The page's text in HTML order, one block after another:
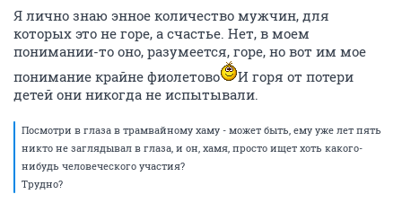
Я лично знаю энное количество мужчин, для
которых это не горе, а счастье. Нет, в моем
понимании-то оно, разумеется, горе, но вот им мое
понимание крайне фиолетово
И горя от потери
детей они никогда не испытывали.
Посмотри в глаза в трамвайному хаму - может быть, ему уже лет пять
никто не заглядывал в глаза, и он, хамя, просто ищет хоть какого-
нибудь человеческого участия?
Трудно?